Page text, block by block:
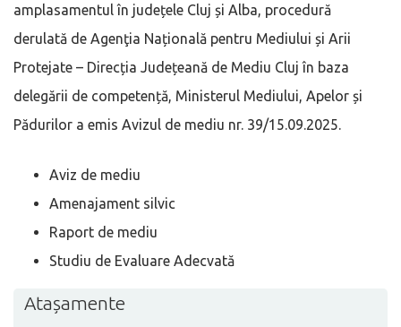
amplasamentul în județele Cluj și Alba, procedură
derulată de Agenţia Națională pentru Mediului și Arii
Protejate – Direcția Județeană de Mediu Cluj în baza
delegării de competență, Ministerul Mediului, Apelor și
Pădurilor a emis Avizul de mediu nr. 39/15.09.2025.
Aviz de mediu
Amenajament silvic
Raport de mediu
Studiu de Evaluare Adecvată
Atașamente